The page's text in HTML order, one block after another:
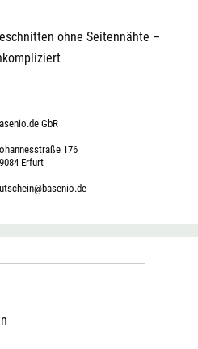
ohne Seitennähte –
GbR
176
Erfurt